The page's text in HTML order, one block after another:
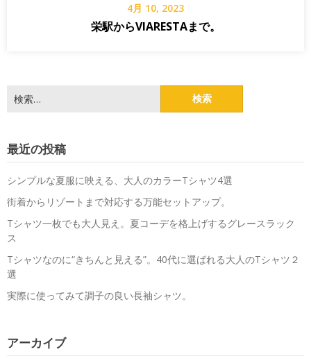
4月 10, 2023
栄駅からVIARESTAまで。
検
索:
最近の投稿
シンプルな夏服に映える、大人のカラーTシャツ4選
街着からリゾートまで対応する万能セットアップ。
Tシャツ一枚でも大人見え。夏コーデを格上げするグレースラック
ス
Tシャツなのに“きちんと見える”。40代に選ばれる大人のTシャツ２
選
実際に使ってみて調子の良い長袖シャツ。
アーカイブ